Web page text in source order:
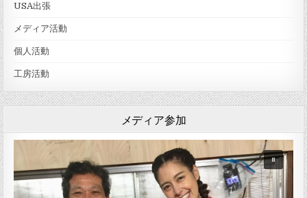
USA出張
メディア活動
個人活動
工房活動
メディア参加